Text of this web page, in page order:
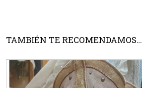
TAMBIÉN TE RECOMENDAMOS…